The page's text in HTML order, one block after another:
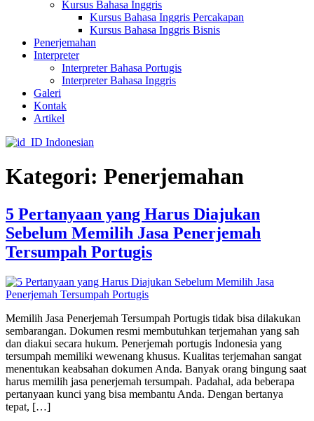
Kursus Bahasa Inggris
Kursus Bahasa Inggris Percakapan
Kursus Bahasa Inggris Bisnis
Penerjemahan
Interpreter
Interpreter Bahasa Portugis
Interpreter Bahasa Inggris
Galeri
Kontak
Artikel
Indonesian
Kategori: Penerjemahan
5 Pertanyaan yang Harus Diajukan
Sebelum Memilih Jasa Penerjemah
Tersumpah Portugis
Memilih Jasa Penerjemah Tersumpah Portugis tidak bisa dilakukan
sembarangan. Dokumen resmi membutuhkan terjemahan yang sah
dan diakui secara hukum. Penerjemah portugis Indonesia yang
tersumpah memiliki wewenang khusus. Kualitas terjemahan sangat
menentukan keabsahan dokumen Anda. Banyak orang bingung saat
harus memilih jasa penerjemah tersumpah. Padahal, ada beberapa
pertanyaan kunci yang bisa membantu Anda. Dengan bertanya
tepat, […]